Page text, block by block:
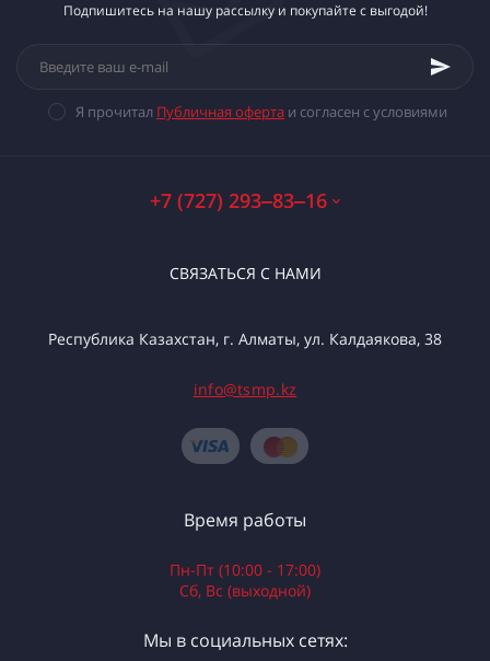
Подпишитесь на нашу рассылку и покупайте с выгодой!
Я прочитал Публичная оферта и согласен с условиями
+7 (727) 293‒83‒16
СВЯЗАТЬСЯ С НАМИ
Республика Казахстан, г. Алматы, ул. Калдаякова, 38
info@tsmp.kz
Время работы
Пн-Пт (10:00 - 17:00)
Сб, Вс (выходной)
Мы в социальных сетях: